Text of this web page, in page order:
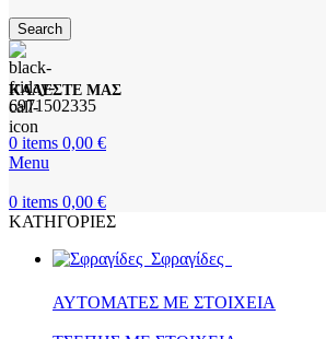
Search
ΚΑΛΕΣΤΕ ΜΑΣ
6971502335
0 items 0,00 €
Menu
0 items 0,00 €
ΚΑΤΗΓΟΡΙΕΣ
Σφραγίδες
ΑΥΤΟΜΑΤΕΣ ΜΕ ΣΤΟΙΧΕΙΑ